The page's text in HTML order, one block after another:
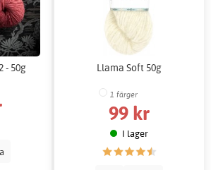
- 50g Llama Soft 50g
1 färger
99 kr
I lager